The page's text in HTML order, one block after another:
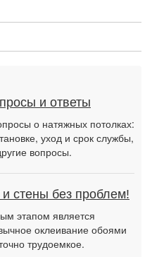
и ответы
о натяжных потолках:
уход и срок службы,
вопросы.
стены без проблем!
этапом является
оклеивание обоями
трудоемкое.